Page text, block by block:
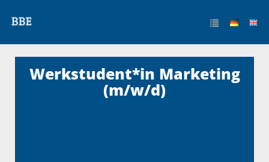
Werkstudent*in Marketing
(m/w/d)